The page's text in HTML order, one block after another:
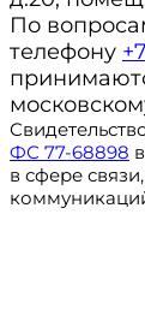
По
телефону
ФС 77-68898
в сфере